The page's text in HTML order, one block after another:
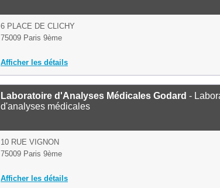
6 PLACE DE CLICHY
75009 Paris 9ème
Afficher les détails
Laboratoire d'Analyses Médicales Godard -
d'analyses médicales
10 RUE VIGNON
75009 Paris 9ème
Afficher les détails